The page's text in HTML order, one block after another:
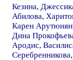
Кезина,
Абилова,
Карен
Дина
Ародис,
Серебренникова,